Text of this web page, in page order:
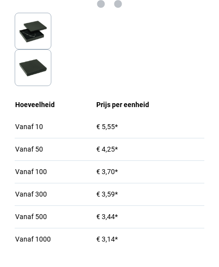
Hoeveelheid Prijs per eenheid
Vanaf 10 € 5,55*
Vanaf 50 € 4,25*
Vanaf 100 € 3,70*
Vanaf300 € 3,59*
Vanaf 500 € 3,44*
Vanaf 1000 € 3,14*